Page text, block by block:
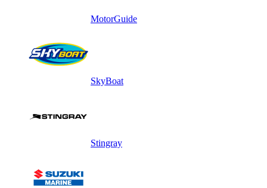
MotorGuide
SkyBoat
Stingray